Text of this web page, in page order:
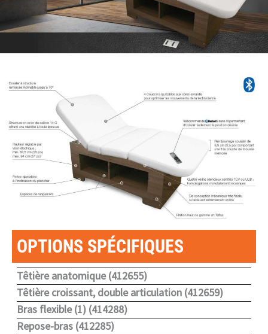
OPTIONS SPÉCIFIQUES
Têtière anatomique (412655)
Têtière croissant, double articulation (412659)
Bras flexible (1) (414288)
Repose-bras (412285)